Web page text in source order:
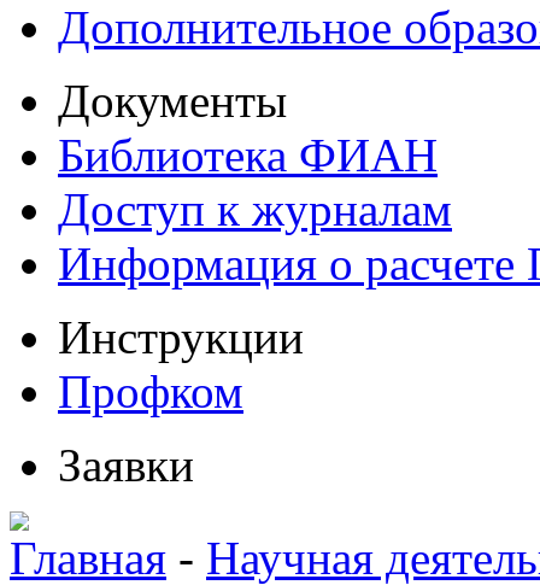
Дополнительное
Документы
Библиотека ФИАН
Доступ к журналам
Информация о
Инструкции
Профком
Заявки
Главная - Научная